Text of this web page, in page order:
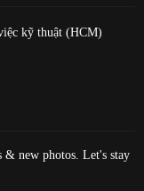
kỹ thuật (HCM)
& new photos. Let's stay